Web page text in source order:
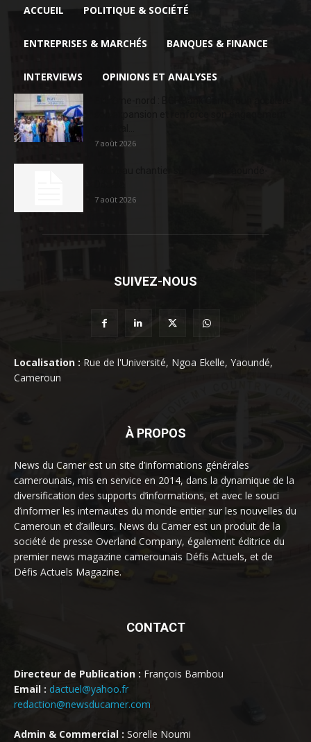
ACCUEIL POLITIQUE & SOCIÉTÉ
ENTREPRISES & MARCHÉS BANQUES & FINANCE
INTERVIEWS OPINIONS ET ANALYSES
7 août 2026
7 août 2026
SUIVEZ-NOUS
Localisation : Rue de l'Université, Ngoa Ekelle, Yaoundé,
Cameroun
À PROPOS
News du Camer est un site d’informations générales
camerounais, mis en service en 2014, dans la dynamique de la
diversification des supports d’informations, et avec le souci
d’informer les internautes du monde entier sur les nouvelles du
Cameroun et d’ailleurs. News du Camer est un produit de la
société de presse Overland Company, également éditrice du
premier news magazine camerounais Défis Actuels, et de
Défis Actuels Magazine.
CONTACT
Directeur de Publication : François Bambou
Email : dactuel@yahoo.fr
redaction@newsducamer.com
Admin & Commercial : Sorelle Noumi